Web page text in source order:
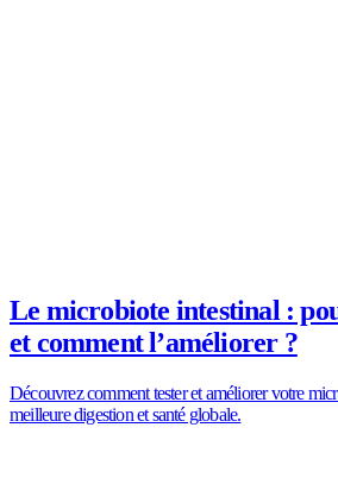
Le microbiote intestinal :
et comment l’améliorer ?
Découvrez comment tester et améliorer votre
meilleure digestion et santé globale.